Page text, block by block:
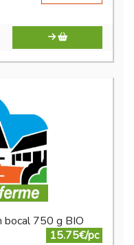
bocal 750 g BIO
15.75€/pc